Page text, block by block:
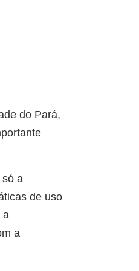
do Pará,
só a
de uso
a
a